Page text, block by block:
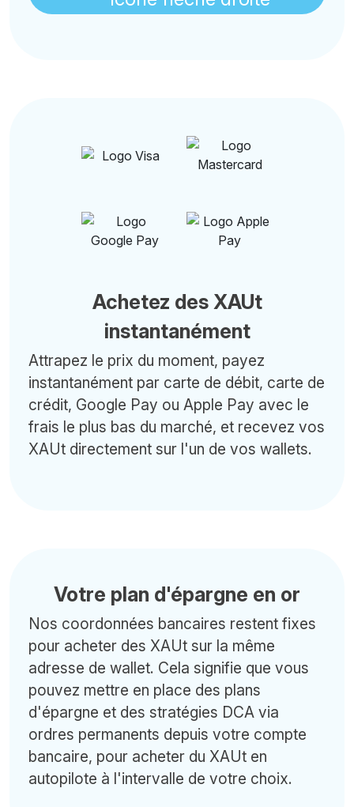
Achetez des XAUt
instantanément
Attrapez le prix du moment, payez
instantanément par carte de débit, carte de
crédit, Google Pay ou Apple Pay avec le
frais le plus bas du marché, et recevez vos
XAUt directement sur l'un de vos wallets.
Votre plan d'épargne en or
Nos coordonnées bancaires restent fixes
pour acheter des XAUt sur la même
adresse de wallet. Cela signifie que vous
pouvez mettre en place des plans
d'épargne et des stratégies DCA via
ordres permanents depuis votre compte
bancaire, pour acheter du XAUt en
autopilote à l'intervalle de votre choix.